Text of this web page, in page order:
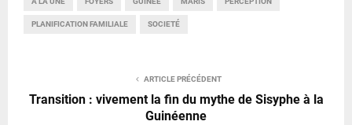
PLANIFICATION FAMILIALE SOCIETÉ
ARTICLE PRÉCÉDENT
Transition : vivement la fin du mythe de Sisyphe à la
Guinéenne